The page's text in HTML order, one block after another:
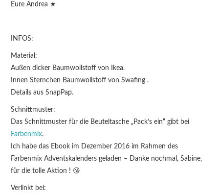
Eure Andrea ★
INFOS:
Material:
Außen dicker Baumwollstoff von Ikea.
Innen Sternchen Baumwollstoff von Swafing .
Details aus SnapPap.
Schnittmuster:
Das Schnittmuster für die Beuteltasche „Pack’s ein“ gibt bei
Farbenmix.
Ich habe das Ebook im Dezember 2016 im Rahmen des
Farbenmix Adventskalenders geladen – Danke nochmal, Sabine,
für die tolle Aktion ! 😘
Verlinkt bei: